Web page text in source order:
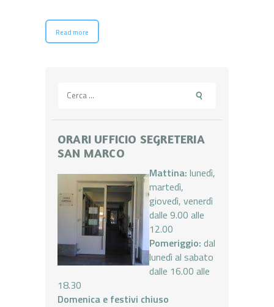
Read more
per:
ORARI UFFICIO SEGRETERIA
SAN MARCO
Mattina: lunedì,
martedì,
giovedì, venerdì
dalle 9.00 alle
12.00
Pomeriggio: dal
lunedì al sabato
dalle 16.00 alle
18.30
Domenica e festivi chiuso